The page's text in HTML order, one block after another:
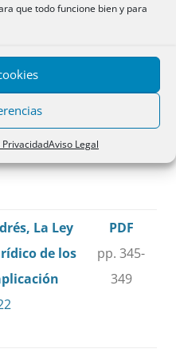
que todo funcione bien y para
PrivacidadAviso Legal
343
La Ley
de los
PDF
pp. 345-
349